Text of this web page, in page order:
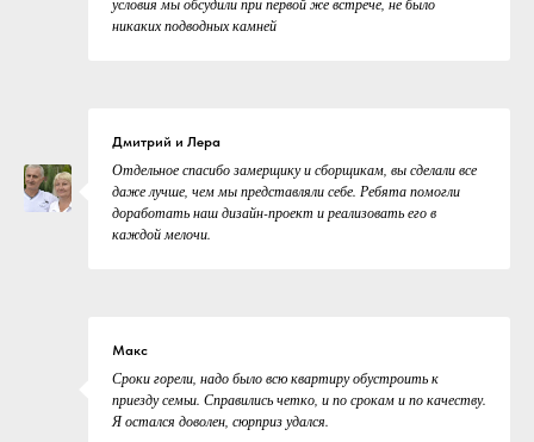
никаких подводных камней
Дмитрий и Лера
Отдельное спасибо замерщику и сборщикам, вы сделали все
даже лучше, чем мы представляли себе. Ребята помогли
доработать наш дизайн-проект и реализовать его в
каждой мелочи.
Макс
Сроки горели, надо было всю квартиру обустроить к
приезду семьи. Справились четко, и по срокам и по качеству.
Я остался доволен, сюрприз удался.